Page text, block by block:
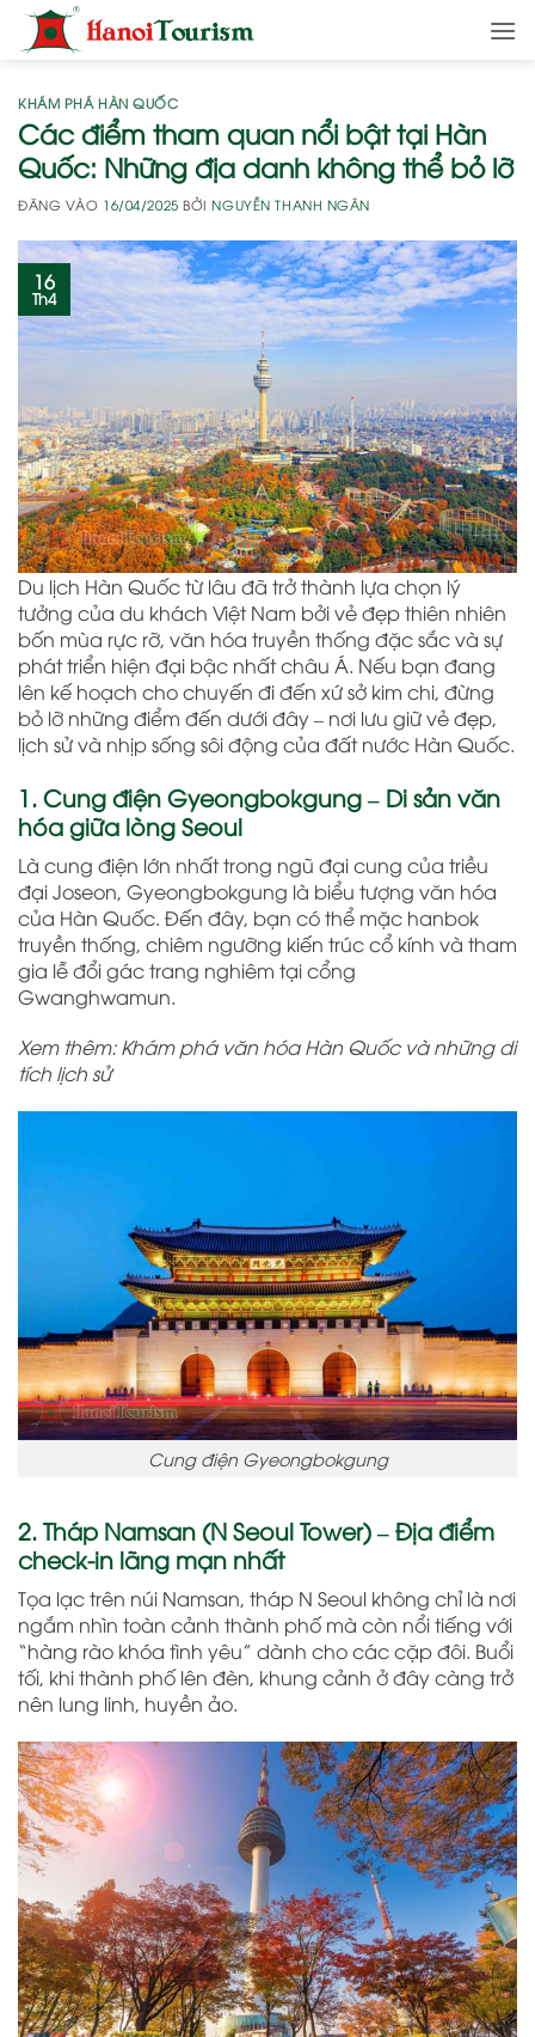
qua
dungKHÁM PHÁ HÀN QUỐC
Các điểm tham quan nổi bật tại Hàn
Quốc: Những địa danh không thể bỏ lỡ
ĐĂNG VÀO 16/04/2025 BỞINGUYỄN THANH NGÂN
16
Th4
Du lịch Hàn Quốc từ lâu đã trở thành lựa chọn lý
tưởng của du khách Việt Nam bởi vẻ đẹp thiên nhiên
bốn mùa rực rỡ, văn hóa truyền thống đặc sắc và sự
phát triển hiện đại bậc nhất châu Á. Nếu bạn đang
lên kế hoạch cho chuyến đi đến xứ sở kim chi, đừng
bỏ lỡ những điểm đến dưới đây – nơi lưu giữ vẻ đẹp,
lịch sử và nhịp sống sôi động của đất nước Hàn Quốc.
1. Cung điện Gyeongbokgung – Di sản văn
hóa giữa lòng Seoul
Là cung điện lớn nhất trong ngũ đại cung của triều
đại Joseon, Gyeongbokgung là biểu tượng văn hóa
của Hàn Quốc. Đến đây, bạn có thể mặc hanbok
truyền thống, chiêm ngưỡng kiến trúc cổ kính và tham
gia lễ đổi gác trang nghiêm tại cổng
Gwanghwamun.
Xem thêm: Khám phá văn hóa Hàn Quốc và những di
tích lịch sử
Cung điện Gyeongbokgung
2. Tháp Namsan (N Seoul Tower) – Địa điểm
check-in lãng mạn nhất
Tọa lạc trên núi Namsan, tháp N Seoul không chỉ là nơi
ngắm nhìn toàn cảnh thành phố mà còn nổi tiếng với
“hàng rào khóa tình yêu” dành cho các cặp đôi. Buổi
tối, khi thành phố lên đèn, khung cảnh ở đây càng trở
nên lung linh, huyền ảo.